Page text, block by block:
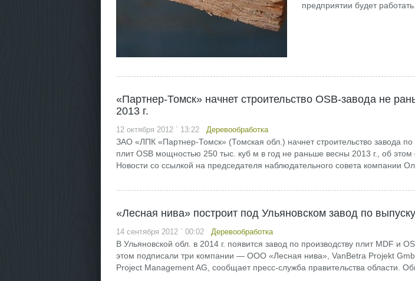
предприятии будет
«Партнер-Томск» начнет строительство OSB-завода не
2013 г.
12 октября 2012 ` 13:22 Деревообработка
ЗАО «ЛПК «Партнер-Томск» (Томская обл.) начнет строительство завода по
плит OSB мощностью 250 тыс. куб м в год не раньше весны 2013 г., об
Новости со ссылкой на председателя наблюдательного совета компании
«Лесная нива» построит под Ульяновском завод по
14 сентября 2012 ` 00:02 Деревообработка
В Ульяновской обл. в 2014 г. появится завод по производству плит MDF и
этом подписали три компании — ООО «Лесная нива», VanBetra Projekt
Project Management AG, сообщает пресс-служба правительства области.